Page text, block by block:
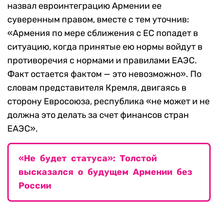
назвал евроинтеграцию Армении ее
суверенным правом, вместе с тем уточнив:
«Армения по мере сближения с ЕС попадет в
ситуацию, когда принятые ею нормы войдут в
противоречия с нормами и правилами ЕАЭС.
Факт остается фактом — это невозможно». По
словам представителя Кремля, двигаясь в
сторону Евросоюза, республика «не может и не
должна это делать за счет финансов стран
ЕАЭС».
«Не будет статуса»: Толстой
высказался о будущем Армении без
России